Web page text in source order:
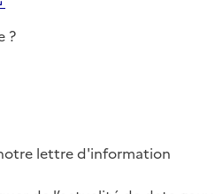
?
lettre d'information